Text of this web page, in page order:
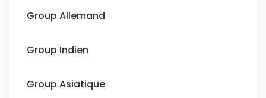
Group Allemand
Group Indien
Group Asiatique